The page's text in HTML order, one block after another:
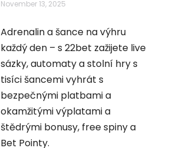
November 13, 2025
Adrenalin a šance na výhru
každý den – s 22bet zažijete live
sázky, automaty a stolní hry s
tisíci šancemi vyhrát s
bezpečnými platbami a
okamžitými výplatami a
štědrými bonusy, free spiny a
Bet Pointy.